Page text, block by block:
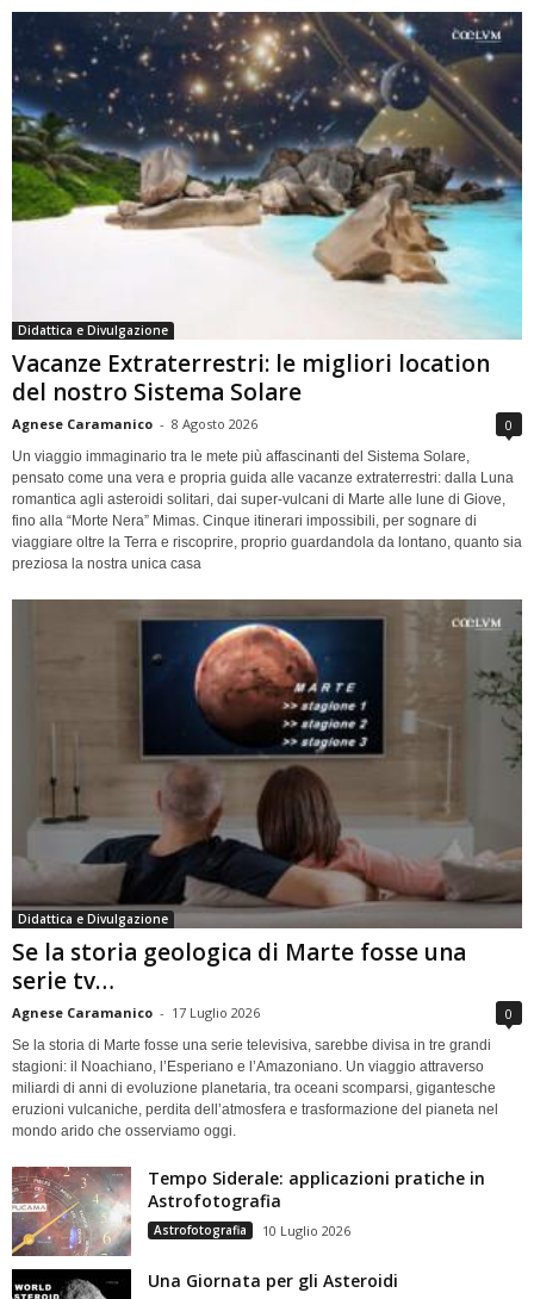
Didattica e Divulgazione
Vacanze Extraterrestri: le migliori location
del nostro Sistema Solare
Agnese Caramanico - 8 Agosto 2026 0
Un viaggio immaginario tra le mete più affascinanti del Sistema Solare,
pensato come una vera e propria guida alle vacanze extraterrestri: dalla Luna
romantica agli asteroidi solitari, dai super-vulcani di Marte alle lune di Giove,
fino alla “Morte Nera” Mimas. Cinque itinerari impossibili, per sognare di
viaggiare oltre la Terra e riscoprire, proprio guardandola da lontano, quanto sia
preziosa la nostra unica casa
Didattica e Divulgazione
Se la storia geologica di Marte fosse una
serie tv…
Agnese Caramanico - 17 Luglio 2026 0
Se la storia di Marte fosse una serie televisiva, sarebbe divisa in tre grandi
stagioni: il Noachiano, l’Esperiano e l’Amazoniano. Un viaggio attraverso
miliardi di anni di evoluzione planetaria, tra oceani scomparsi, gigantesche
eruzioni vulcaniche, perdita dell’atmosfera e trasformazione del pianeta nel
mondo arido che osserviamo oggi.
Tempo Siderale: applicazioni pratiche in
Astrofotografia
Astrofotografia 10 Luglio 2026
Una Giornata per gli Asteroidi